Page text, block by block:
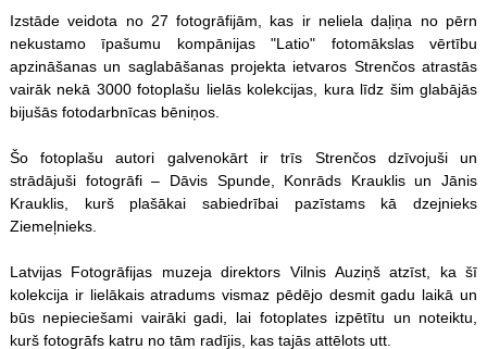
Izstāde veidota no 27 fotogrāfijām, kas ir neliela daļiņa no pērn
nekustamo īpašumu kompānijas "Latio" fotomākslas vērtību
apzināšanas un saglabāšanas projekta ietvaros Strenčos atrastās
vairāk nekā 3000 fotoplašu lielās kolekcijas, kura līdz šim glabājās
bijušās fotodarbnīcas bēniņos.
Šo fotoplašu autori galvenokārt ir trīs Strenčos dzīvojuši un
strādājuši fotogrāfi – Dāvis Spunde, Konrāds Krauklis un Jānis
Krauklis, kurš plašākai sabiedrībai pazīstams kā dzejnieks
Ziemeļnieks.
Latvijas Fotogrāfijas muzeja direktors Vilnis Auziņš atzīst, ka šī
kolekcija ir lielākais atradums vismaz pēdējo desmit gadu laikā un
būs nepieciešami vairāki gadi, lai fotoplates izpētītu un noteiktu,
kurš fotogrāfs katru no tām radījis, kas tajās attēlots utt.